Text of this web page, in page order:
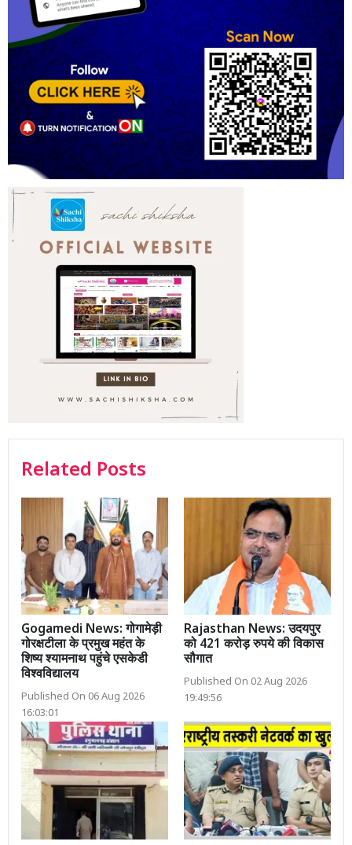
Related Posts
Gogamedi News: गोगामेड़ी
गोरक्षटीला के प्रमुख महंत के
शिष्य श्यामनाथ पहुंचे एसकेडी
विश्वविद्यालय
Published On 06 Aug 2026
16:03:01
Rajasthan News: उदयपुर
को 421 करोड़ रुपये की विकास
सौगात
Published On 02 Aug 2026
19:49:56